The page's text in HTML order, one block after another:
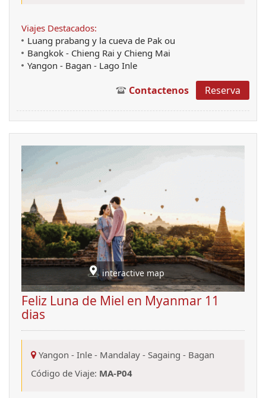
Viajes Destacados:
Luang prabang y la cueva de Pak ou
Bangkok - Chieng Rai y Chieng Mai
Yangon - Bagan - Lago Inle
Contactenos Reserva
interactive map
Feliz Luna de Miel en Myanmar 11
dias
Yangon - Inle - Mandalay - Sagaing - Bagan
Código de Viaje: MA-P04